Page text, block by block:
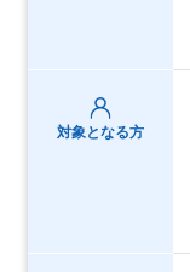
対象となる方